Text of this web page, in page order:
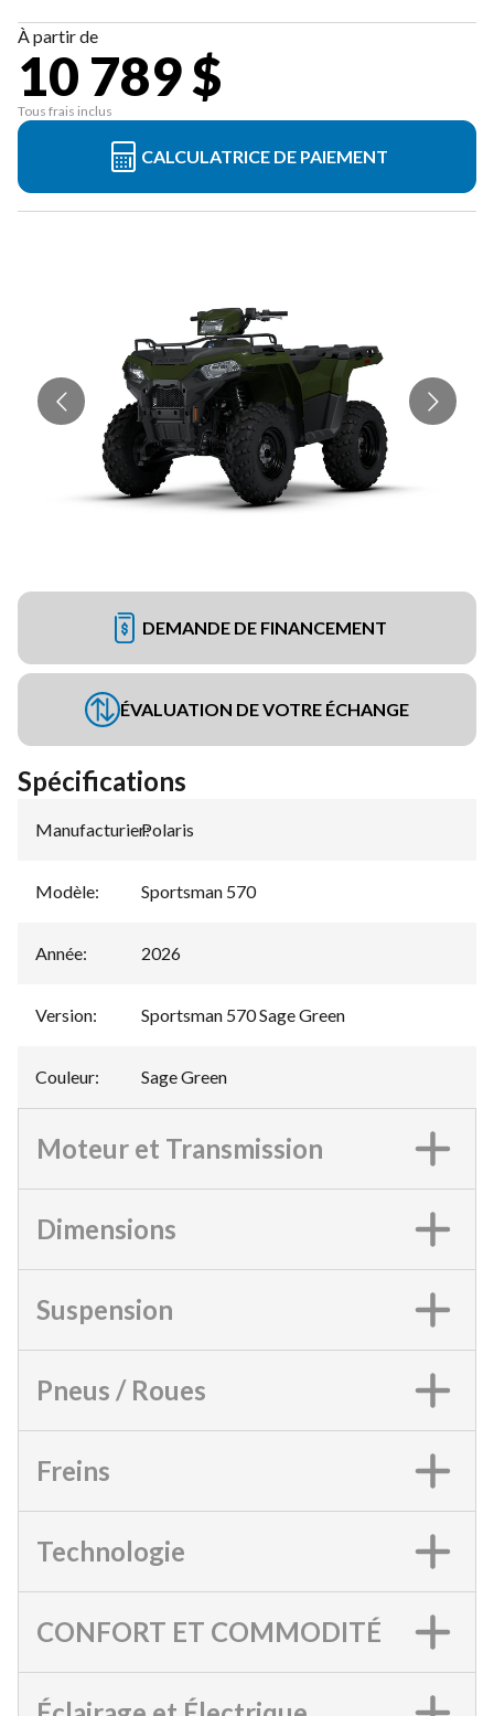
À partir de
10 789 $
Tous frais inclus
CALCULATRICE DE PAIEMENT
DEMANDE DE FINANCEMENT
ÉVALUATION DE VOTRE ÉCHANGE
Spécifications
Manufacturier:
Polaris
Modèle: Sportsman 570
Année: 2026
Version: Sportsman 570 Sage Green
Couleur: Sage Green
Moteur et Transmission
Dimensions
Suspension
Pneus / Roues
Freins
Technologie
CONFORT ET COMMODITÉ